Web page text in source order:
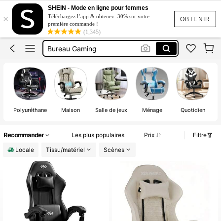
OBTENIR
×
SHEIN - Mode en ligne pour femmes
Téléchargez l’app & obtenez -30% sur votre
première commande !
(1,345)
Chaise De Bureau
Chaise Gaming
Chaise De Gaming
Bureau Gaming
Chaise De Bureau
Polyuréthane Maison Salle de jeux Ménage Quotidien
Recommander Les plus populaires Prix
Filtre
Locale
Tissu/matériel Scènes